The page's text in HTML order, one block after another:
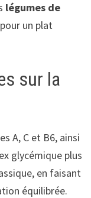
légumes de
un plat
sur la
A, C et B6, ainsi
glycémique plus
en faisant
équilibrée.